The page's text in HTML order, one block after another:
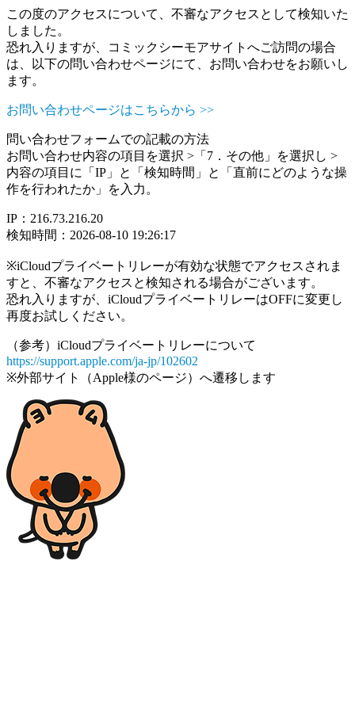
この度のアクセスについて、不審なアクセスとして検知いた
しました。
恐れ入りますが、コミックシーモアサイトへご訪問の場合
は、以下の問い合わせページにて、お問い合わせをお願いし
ます。
お問い合わせページはこちらから >>
問い合わせフォームでの記載の方法
お問い合わせ内容の項目を選択 >「7．その他」を選択し >
内容の項目に「IP」と「検知時間」と「直前にどのような操
作を行われたか」を入力。
IP：216.73.216.20
検知時間：2026-08-10 19:26:17
※iCloudプライベートリレーが有効な状態でアクセスされま
すと、不審なアクセスと検知される場合がございます。
恐れ入りますが、iCloudプライベートリレーはOFFに変更し
再度お試しください。
（参考）iCloudプライベートリレーについて
https://support.apple.com/ja-jp/102602
※外部サイト（Apple様のページ）へ遷移します